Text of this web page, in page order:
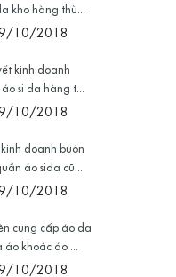
kho hàng thù...
10/2018
kinh doanh
si da hàng t...
10/2018
doanh buôn
áo sida cũ...
10/2018
cung cấp áo da
khoác áo ...
10/2018